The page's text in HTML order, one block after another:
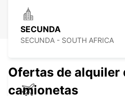
SECUNDA
SECUNDA - SOUTH AFRICA
Ofertas de alquiler
camionetas